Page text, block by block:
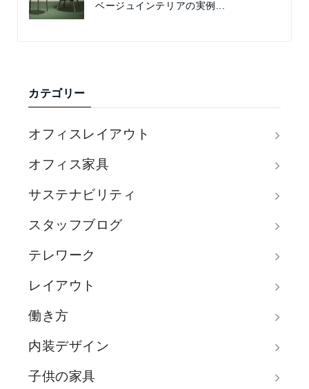
ベージュインテリアの実例...
カテゴリー
オフィスレイアウト
オフィス家具
サステナビリティ
スタッフブログ
テレワーク
レイアウト
働き方
内装デザイン
子供の家具